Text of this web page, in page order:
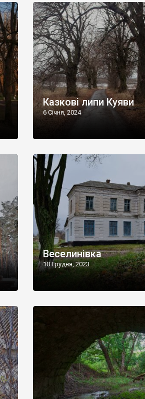
Казкові липи Куяви
6 Січня, 2024
Веселинівка
10 Грудня, 2023